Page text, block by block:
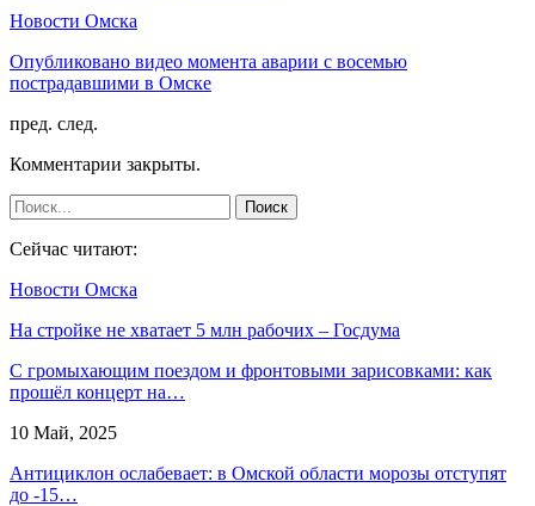
Новости Омска
Опубликовано видео момента аварии с восемью
пострадавшими в Омске
пред. след.
Комментарии закрыты.
Сейчас читают:
Новости Омска
На стройке не хватает 5 млн рабочих – Госдума
С громыхающим поездом и фронтовыми зарисовками: как
прошёл концерт на…
10 Май, 2025
Антициклон ослабевает: в Омской области морозы отступят
до -15…